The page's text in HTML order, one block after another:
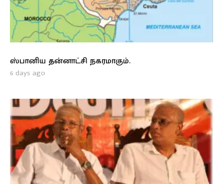
ஸ்பானிய தன்னாட்சி நகரமாகும்.
6 days ago